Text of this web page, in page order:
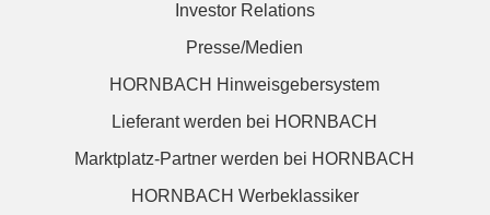
Investor Relations
Presse/Medien
HORNBACH Hinweisgebersystem
Lieferant werden bei HORNBACH
Marktplatz-Partner werden bei HORNBACH
HORNBACH Werbeklassiker